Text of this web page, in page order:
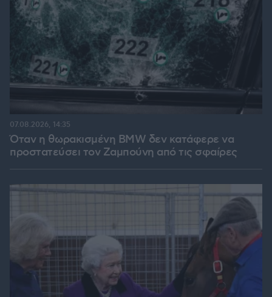
Όταν η θωρακισμένη BMW δεν κατάφερε να
προστατεύσει τον Ζαμπούνη από τις σφαίρες
07.08.2026, 14:35